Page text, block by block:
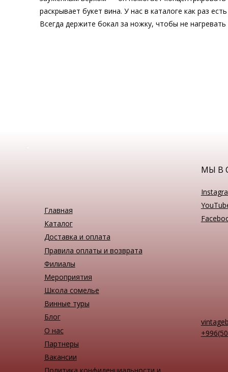
раскрывает букет вина. У нас в каталоге как раз
Всегда держите бокал за ножку, чтобы не нагревать
Главная
Каталог
Доставка и оплата
Правила оплаты и возврата
Филиалы
Мероприятия
Школа сомелье
Винные туры
Блог
О нас
Партнеры
Вакансии
МЫ В